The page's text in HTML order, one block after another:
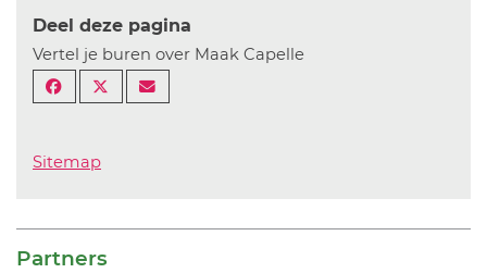
Deel deze pagina
Vertel je buren over Maak Capelle
Sitemap
Partners